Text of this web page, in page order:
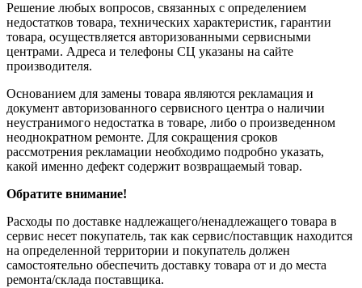
Решение любых вопросов, связанных с определением
недостатков товара, технических характеристик, гарантии
товара, осуществляется авторизованными сервисными
центрами. Адреса и телефоны СЦ указаны на сайте
производителя.
Основанием для замены товара являются рекламация и
документ авторизованного сервисного центра о наличии
неустранимого недостатка в товаре, либо о произведенном
неоднократном ремонте. Для сокращения сроков
рассмотрения рекламации необходимо подробно указать,
какой именно дефект содержит возвращаемый товар.
Обратите внимание!
Расходы по доставке надлежащего/ненадлежащего товара в
сервис несет покупатель, так как сервис/поставщик находится
на определенной территории и покупатель должен
самостоятельно обеспечить доставку товара от и до места
ремонта/склада поставщика.